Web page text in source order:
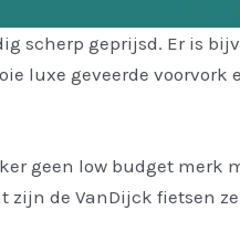
scherp geprijsd. Er is
luxe geveerde voorvork
geen low budget merk
de VanDijck fietsen